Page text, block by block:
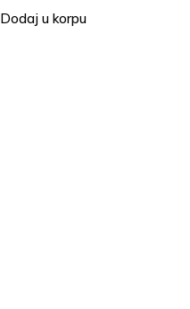
Dodaj u korpu